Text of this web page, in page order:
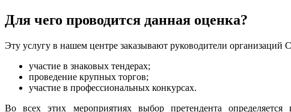
Для чего проводится данная оценка?
Эту услугу в нашем центре заказывают руководители
участие в знаковых тендерах;
проведение крупных торгов;
участие в профессиональных конкурсах.
Во всех этих мероприятиях выбор претендента